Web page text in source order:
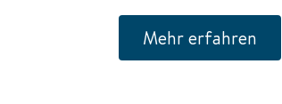
Mehr erfahren